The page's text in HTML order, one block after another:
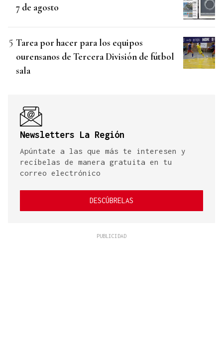
7 de agosto
Tarea por hacer para los equipos
ourensanos de Tercera División de fútbol
sala
Newsletters La Región
Apúntate a las que más te interesen y
recíbelas de manera gratuita en tu
correo electrónico
DESCÚBRELAS